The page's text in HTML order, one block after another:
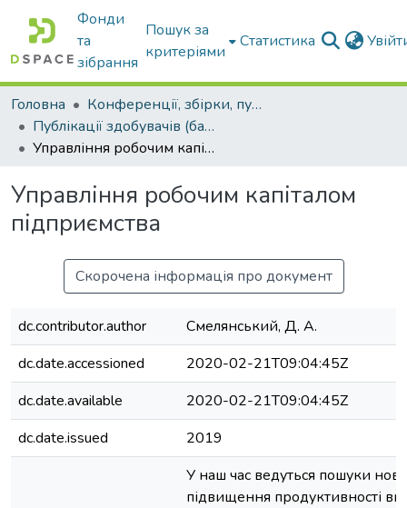
Фонди
та
зібрання
Пошук за
критеріями
Статистика
Головна
Конференції, збірки, публікації молодих вчених і здобувачів : магістрів, бакалаврів, аспірантів.
Публікації здобувачів (бакалаврів. магістрів, аспірантів)
Управління робочим капіталом підприємства
Управління робочим капіталом
підприємства
Скорочена інформація про документ
dc.contributor.author
Смелянський, Д. А.
dc.date.accessioned
2020-02-21T09:04:45Z
dc.date.available
2020-02-21T09:04:45Z
dc.date.issued
2019
У наш час ведуться пошуки
підвищення продуктивності